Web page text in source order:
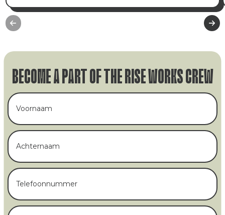
BECOME A PART OF THE RISE WORKS CREW
Voornaam
Achternaam
Telefoonnummer
E-